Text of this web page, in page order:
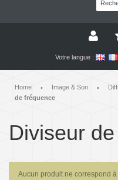
Votre langue :
Home • Image & Son •
de fréquence
Diviseur
Aucun produit ne correspond